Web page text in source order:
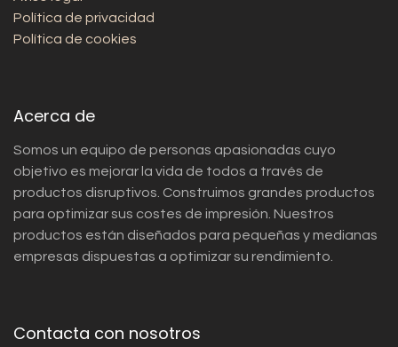
Política de privacidad
Política de cookies
Acerca de
Somos un equipo de personas apasionadas cuyo
objetivo es mejorar la vida de todos a través de
productos disruptivos. Construimos grandes productos
para optimizar sus costes de impresión. Nuestros
productos están diseñados para pequeñas y medianas
empresas dispuestas a optimizar su rendimiento.
Contacta con nosotros